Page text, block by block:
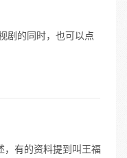
剧的同时，也可以点
，有的资料提到叫王福